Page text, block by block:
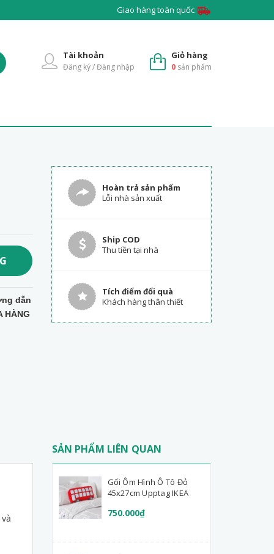
Giao hàng toàn quốc
Giỏ hàng
0 sản phẩm
Tài khoản
Đăng ký / Đăng nhập
dẫn
HÀNG
Hoàn trả sản phẩm
Lỗi nhà sản xuất
Ship COD
Thu tiền tại nhà
Tích điểm đổi quà
Khách hàng thân thiết
SẢN PHẨM LIÊN QUAN
Gối Ôm Hình Ô Tô Đỏ
45x27cm Upptag IKEA
750.000₫